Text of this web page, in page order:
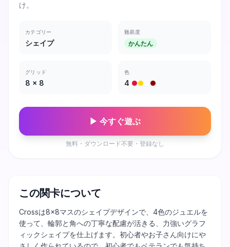
け。
カテゴリー
シェイプ
難易度
かんたん
グリッド
8 × 8
色
4
▶ 今すぐ遊ぶ
無料・ダウンロード不要・登録なし
この関卡について
Crossは8×8マスのシェイプデザインで、4色のジュエルを
使って、輪郭と角への丁寧な配慮が活きる、力強いグラフ
ィックシェイプを仕上げます。初心者やお子さん向けにや